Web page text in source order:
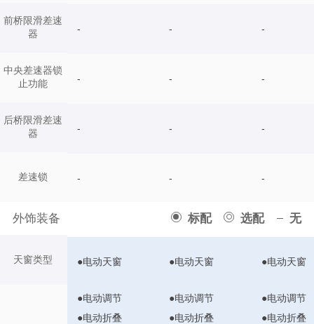
前桥限滑差速
器
中央差速器锁
止功能
后桥限滑差速
器
差速锁
外饰装备 标配 选配 无
天窗类型
- - -
- - -
- - -
- - -
●电动天窗 ●电动天窗 ●电动天窗
●电动调节
●电动折叠
●电动调节
●电动折叠
●电动调节
●电动折叠